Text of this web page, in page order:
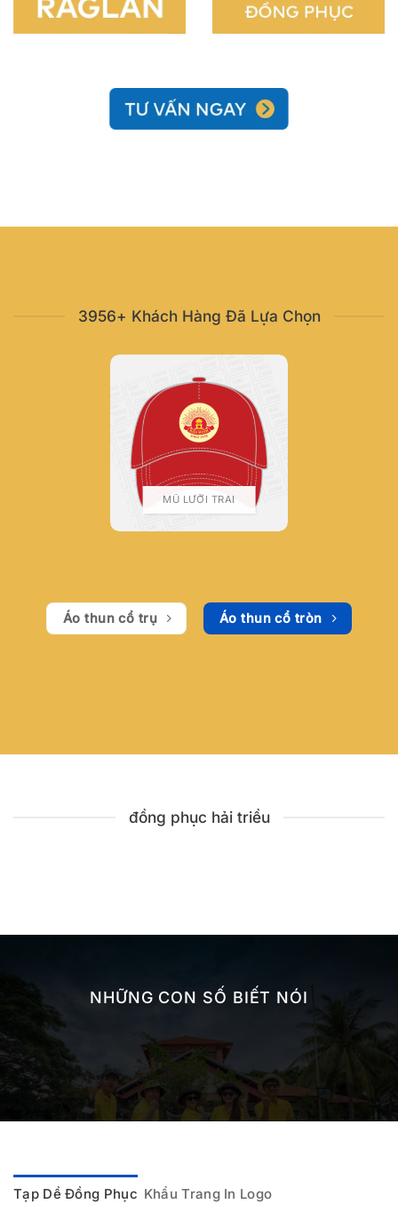
3956+ Khách Hàng Đã Lựa Chọn
MŨ LƯỠI TRAI
Áo thun cổ trụ Áo thun cổ tròn
đồng phục hải triều
NHỮNG CON SỐ BIẾT NÓI
Tạp Dề Đồng Phục Khẩu Trang In Logo